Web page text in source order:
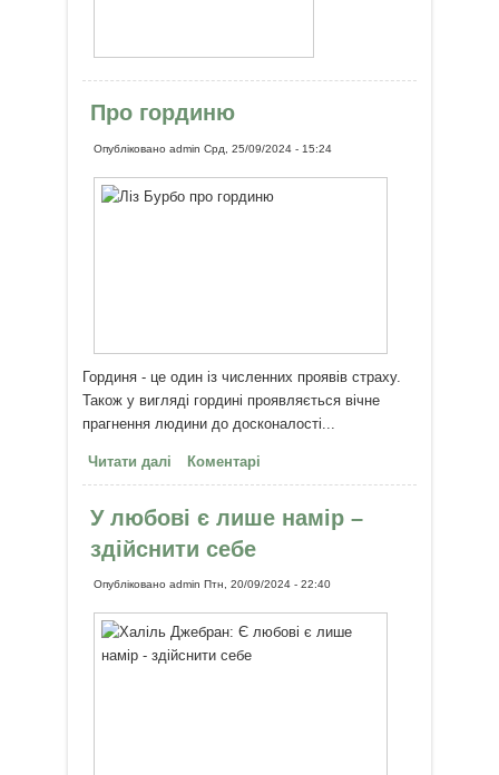
Про гординю
Опублікованоadmin Срд, 25/09/2024 - 15:24
Гординя - це один із численних проявів страху.
Також у вигляді гордині проявляється вічне
прагнення людини до досконалості...
Читати далі про Про гординю
Коментарі
У любові є лише намір –
здійснити себе
Опублікованоadmin Птн, 20/09/2024 - 22:40